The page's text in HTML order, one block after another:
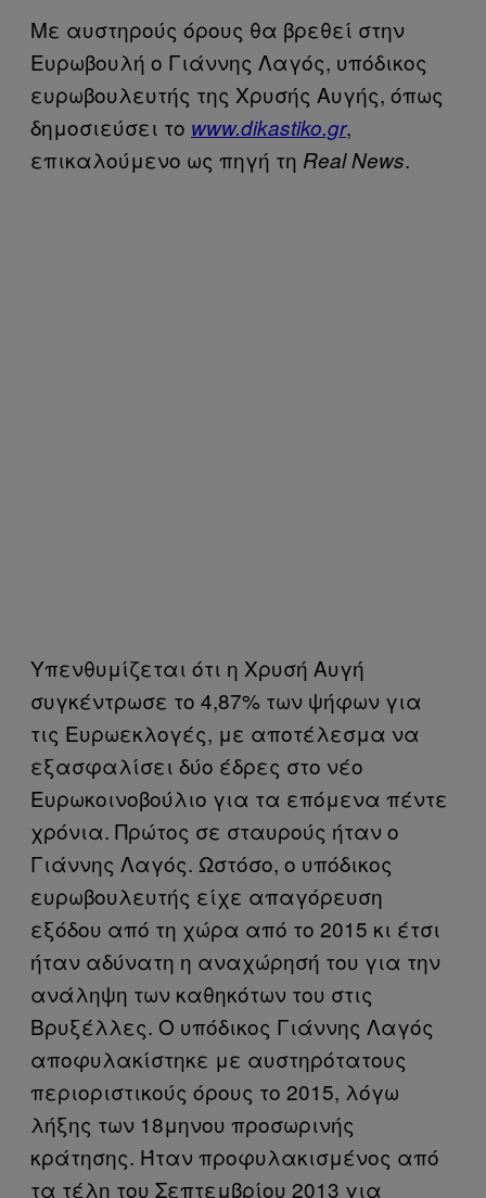
Με αυστηρούς όρους θα βρεθεί στην
Ευρωβουλή ο Γιάννης Λαγός, υπόδικος
ευρωβουλευτής της Χρυσής Αυγής, όπως
δημοσιεύσει το www.dikastiko.gr,
επικαλούμενο ως πηγή τη Real News.
Υπενθυμίζεται ότι η Χρυσή Αυγή
συγκέντρωσε το 4,87% των ψήφων για
τις Ευρωεκλογές, με αποτέλεσμα να
εξασφαλίσει δύο έδρες στο νέο
Ευρωκοινοβούλιο για τα επόμενα πέντε
χρόνια. Πρώτος σε σταυρούς ήταν ο
Γιάννης Λαγός. Ωστόσο, ο υπόδικος
ευρωβουλευτής είχε απαγόρευση
εξόδου από τη χώρα από το 2015 κι έτσι
ήταν αδύνατη η αναχώρησή του για την
ανάληψη των καθηκότων του στις
Βρυξέλλες. Ο υπόδικος Γιάννης Λαγός
αποφυλακίστηκε με αυστηρότατους
περιοριστικούς όρους το 2015, λόγω
λήξης των 18μηνου προσωρινής
κράτησης. Ήταν προφυλακισμένος από
τα τέλη του Σεπτεμβρίου 2013 για